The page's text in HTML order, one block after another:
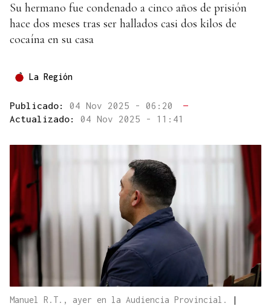
Su hermano fue condenado a cinco años de prisión
hace dos meses tras ser hallados casi dos kilos de
cocaína en su casa
La Región
Publicado: 04 Nov 2025 - 06:20
—
Actualizado: 04 Nov 2025 - 11:41
Manuel R.T., ayer en la Audiencia Provincial.
|